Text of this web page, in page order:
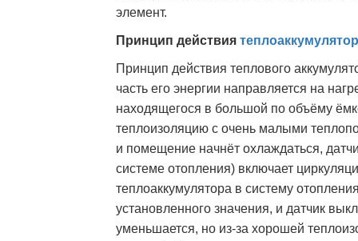
элемент.
Принцип действия
Принцип действия теплового
часть его энергии направляется на
находящегося в большой по объёму
теплоизоляцию с очень малыми
и помещение начнёт охлаждаться,
системе отопления) включает
теплоаккумулятора в систему
установленного значения, и датчик
уменьшается, но из-за хорошей